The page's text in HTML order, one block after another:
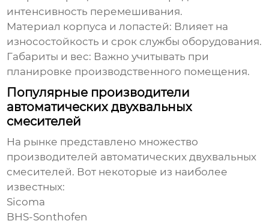
интенсивность перемешивания.
Материал корпуса и лопастей: Влияет на
износостойкость и срок службы оборудования.
Габариты и вес: Важно учитывать при
планировке производственного помещения.
Популярные производители
автоматических двухвальных
смесителей
На рынке представлено множество
производителей автоматических двухвальных
смесителей. Вот некоторые из наиболее
известных:
Sicoma
BHS-Sonthofen